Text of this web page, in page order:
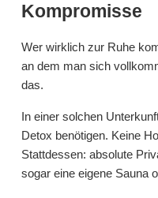
Kompromisse
Wer wirklich zur Ruhe
an dem man sich
das.
In einer solchen
Detox benötigen. Keine
Stattdessen: absolute
sogar eine eigene Sauna